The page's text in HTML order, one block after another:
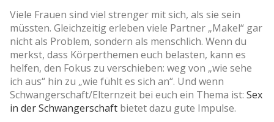
Viele Frauen sind viel strenger mit sich, als sie sein
müssten. Gleichzeitig erleben viele Partner „Makel“ gar
nicht als Problem, sondern als menschlich. Wenn du
merkst, dass Körperthemen euch belasten, kann es
helfen, den Fokus zu verschieben: weg von „wie sehe
ich aus“ hin zu „wie fühlt es sich an“. Und wenn
Schwangerschaft/Elternzeit bei euch ein Thema ist: Sex
in der Schwangerschaft bietet dazu gute Impulse.